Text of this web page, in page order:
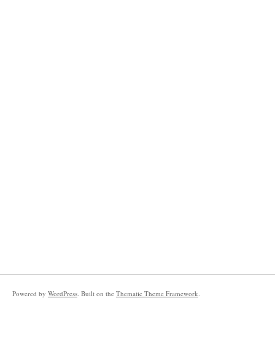
Powered by WordPress. Built on the Thematic Theme Framework.